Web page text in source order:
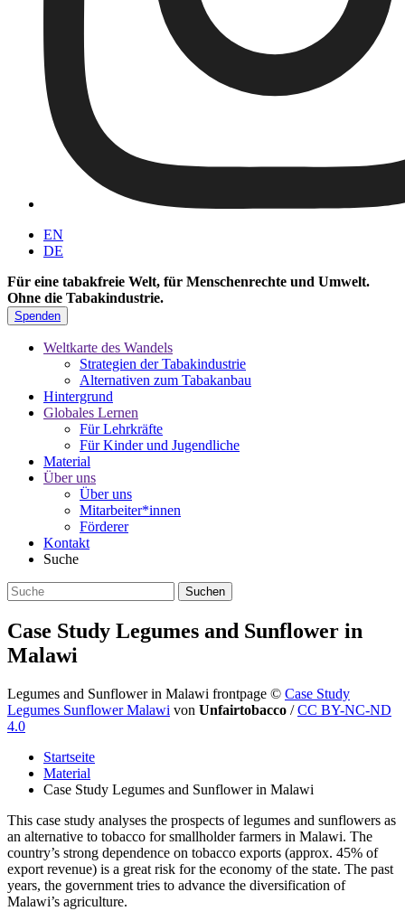
EN
DE
Für eine tabakfreie Welt, für Menschenrechte und Umwelt.
Ohne die Tabakindustrie.
Spenden
Weltkarte des Wandels
Strategien der Tabakindustrie
Alternativen zum Tabakanbau
Hintergrund
Globales Lernen
Für Lehrkräfte
Für Kinder und Jugendliche
Material
Über uns
Über uns
Mitarbeiter*innen
Förderer
Kontakt
Suche
Case Study Legumes and Sunflower in
Malawi
Legumes and Sunflower in Malawi frontpage © Case Study
Legumes Sunflower Malawi von Unfairtobacco /CC BY-NC-ND
4.0
Startseite
Material
Case Study Legumes and Sunflower in Malawi
This case study analyses the prospects of legumes and sunflowers as
an alternative to tobacco for smallholder farmers in Malawi. The
country’s strong dependence on tobacco exports (approx. 45% of
export revenue) is a great risk for the economy of the state. The past
years, the government tries to advance the diversification of
Malawi’s agriculture.